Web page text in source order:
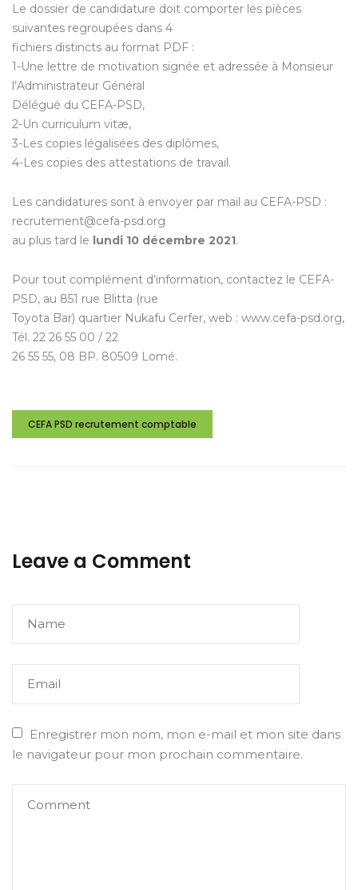
Le dossier de candidature doit comporter les pièces
suivantes regroupées dans 4
fichiers distincts au format PDF :
1-Une lettre de motivation signée et adressée à Monsieur
l’Administrateur Général
Délégué du CEFA-PSD,
2-Un curriculum vitæ,
3-Les copies légalisées des diplômes,
4-Les copies des attestations de travail.
Les candidatures sont à envoyer par mail au CEFA-PSD :
recrutement@cefa-psd.org
au plus tard le lundi 10 décembre 2021.
Pour tout complément d’information, contactez le CEFA-
PSD, au 851 rue Blitta (rue
Toyota Bar) quartier Nukafu Cerfer, web : www.cefa-psd.org,
Tél. 22 26 55 00 / 22
26 55 55, 08 BP. 80509 Lomé.
CEFA PSD recrutement comptable
Leave a Comment
Enregistrer mon nom, mon e-mail et mon site dans
le navigateur pour mon prochain commentaire.